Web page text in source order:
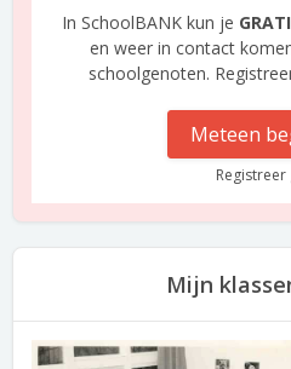
In SchoolBANK kun je
en weer in contact
schoolgenoten.
Meteen
Registreer
Mijn